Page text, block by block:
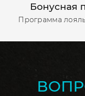
Бонусная
Программа